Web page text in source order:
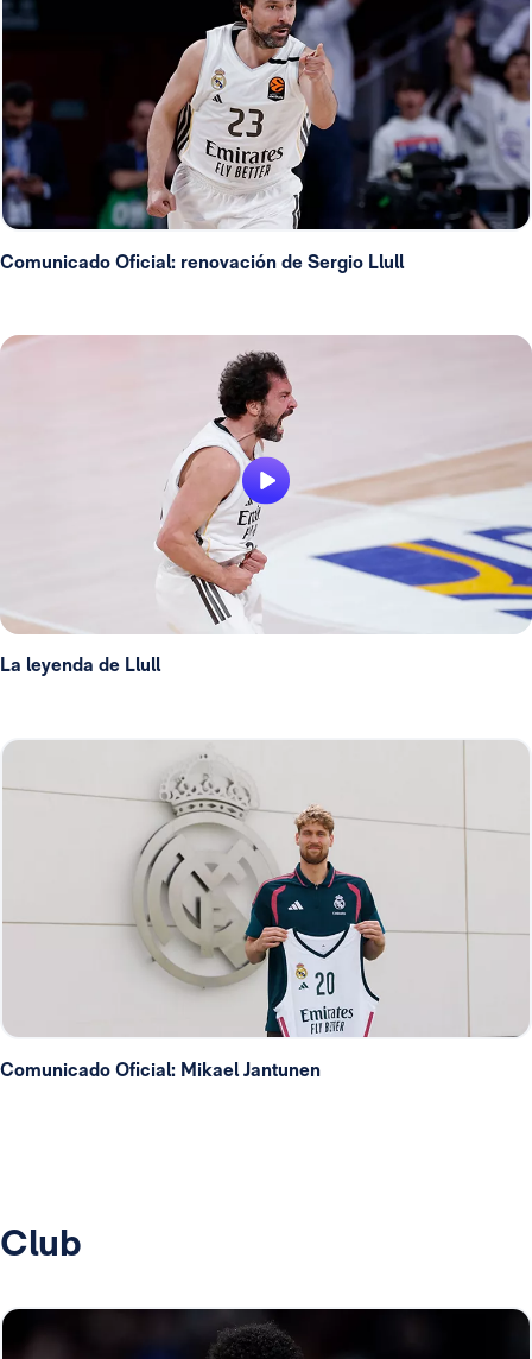
Comunicado Oficial: renovación de Sergio Llull
La leyenda de Llull
Comunicado Oficial: Mikael Jantunen
Club